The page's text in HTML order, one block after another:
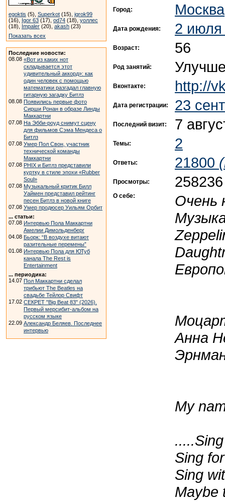
egoktis (5), Superkot (15), igrok99
(16), Igor 63 (17), od74 (18), уоллес
(18), Impaler (20), akash (23)
Показать всех
Последние новости:
08.08 «Вот из каких нот
складывается этот
удивительный аккорд»: как
один человек с помощью
математики разгадал главную
гитарную загадку Битлз
08.08 Появились первые фото
Сирши Ронан в образе Линды
Маккартни
07.08 На Эбби-роуд снимут сцену
для фильмов Сэма Мендеса о
Битлз
07.08 Умер Пол Свон, участник
технической команды
Маккартни
07.08 PHIX и Битлз представили
куртку в стиле эпохи «Rubber
Soul»
07.08 Музыкальный критик Билл
Уаймен представил рейтинг
песен Битлз в новой книге
07.08 Умер продюсер Уильям Орбит
... статьи:
07.08 Интервью Пола Маккартни
Амелии Димольденберг
04.08 Бьорк: “В воздухе витают
разительные перемены”
01.08 Интервью Пола для ЮТуб
канала The Rest is
Entertainment
... периодика:
14.07 Пол Маккартни сделал
трибьют The Beatles на
свадьбе Тейлор Свифт
17.02 СЕКРЕТ "Big Beat 83" (2026).
Первый мерсибит-альбом на
русском языке
22.09 Александр Беляев. Последнее
интервью
Город: Москва
Дата рождения: 2 июля
Возраст: 56
Род занятий:
Вконтакте: http://
Дата регистрации: 23
Последний визит: 7
Темы: 2
Ответы: 21800
Просмотры: 258236
О себе:
Очень
Анна
My
Sing
Sing
Maybe